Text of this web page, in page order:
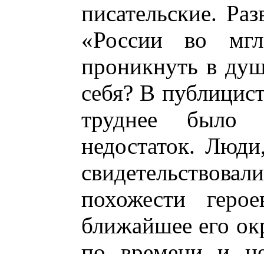
писательские.
«России во
проникнуть в
себя? В
труднее было
недостаток.
похожести
ближайшее его